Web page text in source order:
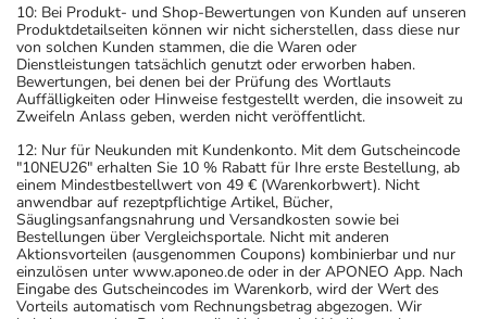
10: Bei Produkt- und Shop-Bewertungen von Kunden auf unseren
Produktdetailseiten können wir nicht sicherstellen, dass diese nur
von solchen Kunden stammen, die die Waren oder
Dienstleistungen tatsächlich genutzt oder erworben haben.
Bewertungen, bei denen bei der Prüfung des Wortlauts
Auffälligkeiten oder Hinweise festgestellt werden, die insoweit zu
Zweifeln Anlass geben, werden nicht veröffentlicht.
12: Nur für Neukunden mit Kundenkonto. Mit dem Gutscheincode
"10NEU26" erhalten Sie 10 % Rabatt für Ihre erste Bestellung, ab
einem Mindestbestellwert von 49 € (Warenkorbwert). Nicht
anwendbar auf rezeptpflichtige Artikel, Bücher,
Säuglingsanfangsnahrung und Versandkosten sowie bei
Bestellungen über Vergleichsportale. Nicht mit anderen
Aktionsvorteilen (ausgenommen Coupons) kombinierbar und nur
einzulösen unter www.aponeo.de oder in der APONEO App. Nach
Eingabe des Gutscheincodes im Warenkorb, wird der Wert des
Vorteils automatisch vom Rechnungsbetrag abgezogen. Wir